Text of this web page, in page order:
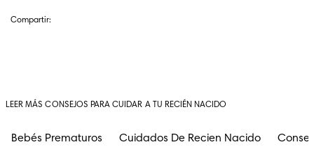
Compartir:
LEER MÁS CONSEJOS PARA CUIDAR A TU RECIÉN NACIDO
Bebés Prematuros Cuidados De Recien Nacido